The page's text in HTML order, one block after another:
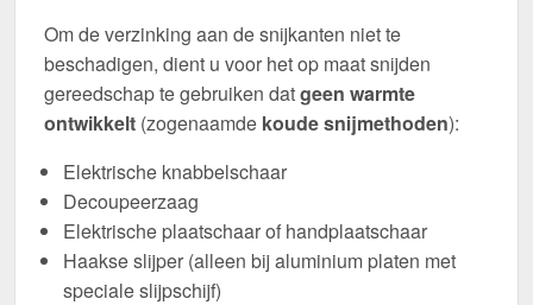
Om de verzinking aan de snijkanten niet te
beschadigen, dient u voor het op maat snijden
gereedschap te gebruiken datgeen warmte
ontwikkelt (zogenaamde koude snijmethoden):
Elektrische knabbelschaar
Decoupeerzaag
Elektrische plaatschaar of handplaatschaar
Haakse slijper (alleen bij aluminium platen met
speciale slijpschijf)